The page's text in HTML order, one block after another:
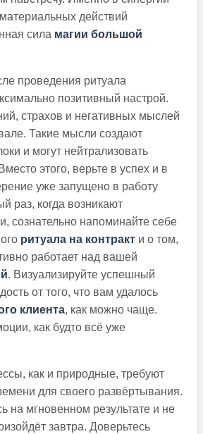
действий
сила магии большой
проведения ритуала
позитивный настрой.
страхов и негативных мыслей
Такие мысли создают
и могут нейтрализовать
этого, верьте в успех и в
уже запущено в работу
раз, когда возникают
сознательно напоминайте себе
ритуала на контракт и о том,
работает над вашей
. Визуализируйте успешный
от того, что вам удалось
клиента, как можно чаще.
как будто всё уже
как и природные, требуют
для своего развёртывания.
на мгновенном результате и не
завтра. Доверьтесь